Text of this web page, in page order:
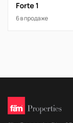
Forte 1
6 в продаже